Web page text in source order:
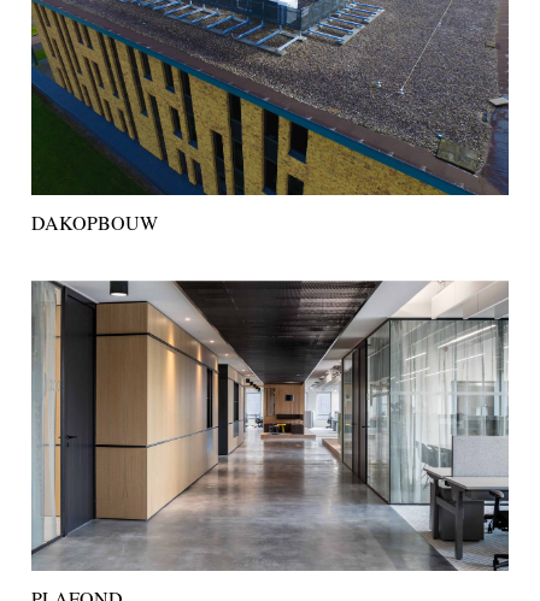
DAKOPBOUW